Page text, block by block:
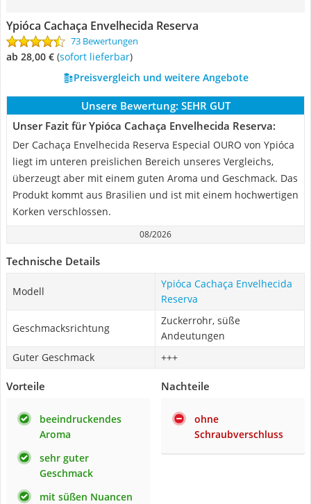
Ypióca Cachaça Envelhecida Reserva
73 Bewertungen
ab 28,00 € ( Sofort lieferbar)
Preisvergleich und weitere Angebote
Unsere Bewertung: SEHR GUT
Unser Fazit für Ypióca Cachaça Envelhecida Reserva:
Der Cachaça Envelhecida Reserva Especial OURO von Ypióca
liegt im unteren preislichen Bereich unseres Vergleichs,
überzeugt aber mit einem guten Aroma und Geschmack. Das
Produkt kommt aus Brasilien und ist mit einem hochwertigen
Korken verschlossen.
08/2026
Technische Details
Modell
Ypióca Cachaça Envelhecida
Reserva
Geschmacksrichtung
Zuckerrohr, süße
Andeutungen
Guter Geschmack
+++
Vorteile
beeindruckendes
Aroma
sehr guter
Geschmack
mit süßen Nuancen
Nachteile
ohne
Schraubverschluss